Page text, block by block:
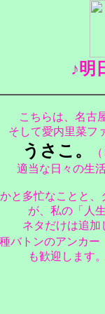
♪明
こちらは、名古
そして愛内里菜フ
うさこ。
適当な日々の生
と多忙なことと
が、私の「人
ネタだけは追加
バトンのアンカー
も歓迎します